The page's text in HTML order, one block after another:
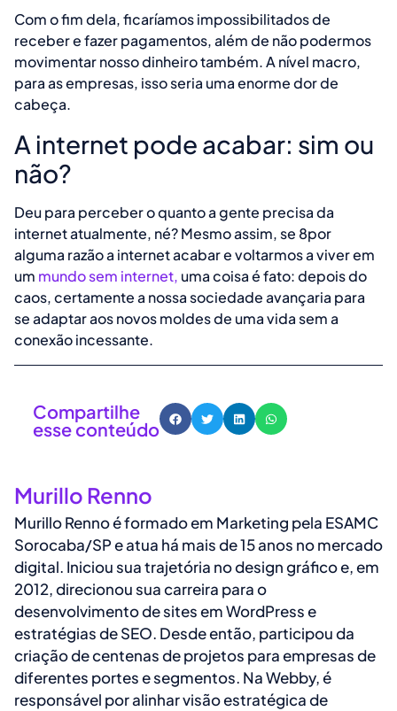
Com o fim dela, ficaríamos impossibilitados de
receber e fazer pagamentos, além de não podermos
movimentar nosso dinheiro também. A nível macro,
para as empresas, isso seria uma enorme dor de
cabeça.
A internet pode acabar: sim ou
não?
Deu para perceber o quanto a gente precisa da
internet atualmente, né? Mesmo assim, se 8por
alguma razão a internet acabar e voltarmos a viver em
um mundo sem internet, uma coisa é fato: depois do
caos, certamente a nossa sociedade avançaria para
se adaptar aos novos moldes de uma vida sem a
conexão incessante.
Compartilhe
esse conteúdo
Murillo Renno
Murillo Renno é formado em Marketing pela ESAMC
Sorocaba/SP e atua há mais de 15 anos no mercado
digital. Iniciou sua trajetória no design gráfico e, em
2012, direcionou sua carreira para o
desenvolvimento de sites em WordPress e
estratégias de SEO. Desde então, participou da
criação de centenas de projetos para empresas de
diferentes portes e segmentos. Na Webby, é
responsável por alinhar visão estratégica de